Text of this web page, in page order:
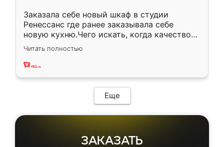
Заказала себе новый шкаф в студии
Ренессанс где ранее заказывала себе
новую кухню.Чего искать, когда качеством
вполне довольна. Служит кухня уже почти
два года, нареканий нет.
Читать полностью
Еще
ЗАКАЗАТЬ